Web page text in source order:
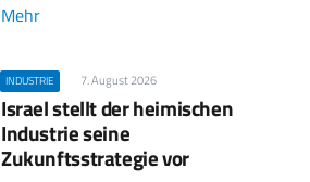
Mehr
INDUSTRIE 7. August 2026
Israel stellt der heimischen
Industrie seine
Zukunftsstrategie vor